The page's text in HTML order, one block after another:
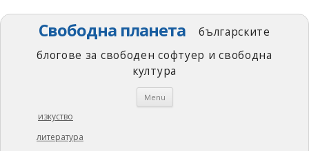
Свободна планета
българските
блогове за свободен софтуер и свободна
култура
Menu Skip
изкуство
литература